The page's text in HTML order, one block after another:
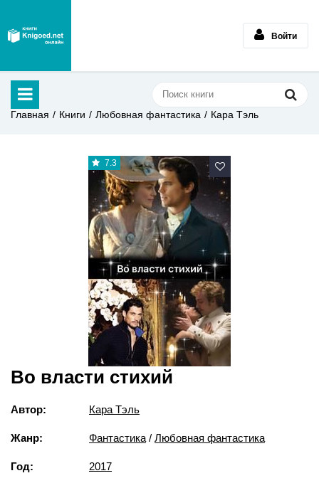
Войти
Главная Книги Любовная фантастика Кара Тэль
7.3
Во власти стихий
Автор: Кара Тэль
Жанр: Фантастика / Любовная фантастика
Год: 2017